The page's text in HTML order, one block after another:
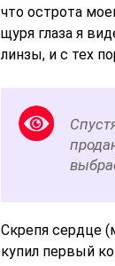
что острота
щуря глаза я
линзы, и с тех
Скрепя сердце
купил первый